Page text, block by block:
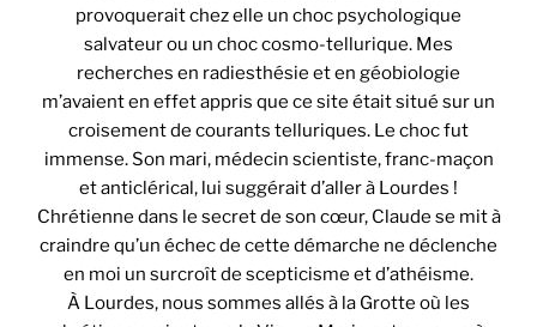
provoquerait chez elle un choc psychologique
salvateur ou un choc cosmo-tellurique. Mes
recherches en radiesthésie et en géobiologie
m’avaient en effet appris que ce site était situé sur un
croisement de courants telluriques. Le choc fut
immense. Son mari, médecin scientiste, franc-maçon
et anticlérical, lui suggérait d’aller à Lourdes !
Chrétienne dans le secret de son cœur, Claude se mit à
craindre qu’un échec de cette démarche ne déclenche
en moi un surcroît de scepticisme et d’athéisme.
À Lourdes, nous sommes allés à la Grotte où les